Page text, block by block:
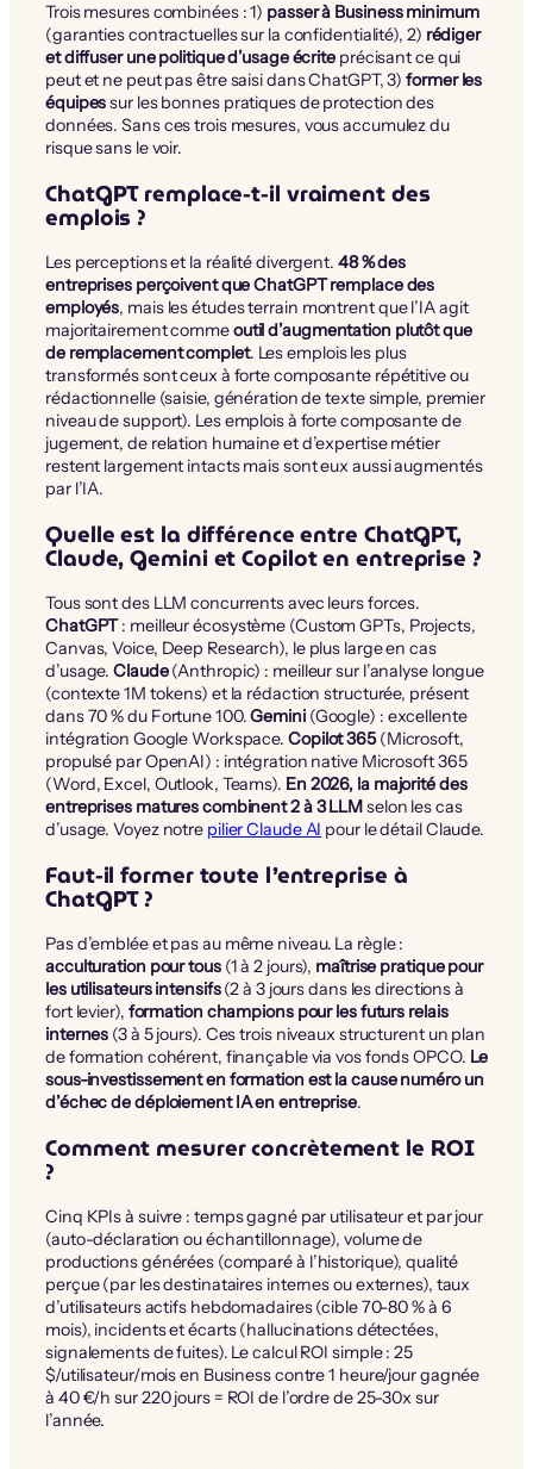
Trois mesures combinées : 1) passer à Business minimum
(garanties contractuelles sur la confidentialité), 2) rédiger
et diffuser une politique d’usage écrite précisant ce qui
peut et ne peut pas être saisi dans ChatGPT, 3)former les
équipessur les bonnes pratiques de protection des
données. Sans ces trois mesures, vous accumulez du
risque sans le voir.
ChatGPT remplace-t-il vraiment des
emplois ?
Les perceptions et la réalité divergent. 48 % des
entreprises perçoivent que ChatGPT remplace des
employés, mais les études terrain montrent que l’IA agit
majoritairement commeoutil d’augmentation plutôt que
de remplacement complet. Les emplois les plus
transformés sont ceux à forte composante répétitive ou
rédactionnelle (saisie, génération de texte simple, premier
niveau de support). Les emplois à forte composante de
jugement, de relation humaine et d’expertise métier
restent largement intacts mais sont eux aussi augmentés
par l’IA.
Quelle est la différence entre ChatGPT,
Claude, Gemini et Copilot en entreprise ?
Tous sont des LLM concurrents avec leurs forces.
ChatGPT: meilleur écosystème (Custom GPTs, Projects,
Canvas, Voice, Deep Research), le plus large en cas
d’usage.Claude(Anthropic) : meilleur sur l’analyse longue
(contexte 1M tokens) et la rédaction structurée, présent
dans 70 % du Fortune 100.Gemini(Google) : excellente
intégration Google Workspace. Copilot 365(Microsoft,
propulsé par OpenAI) : intégration native Microsoft 365
(Word, Excel, Outlook, Teams). En 2026, la majorité des
entreprises matures combinent 2 à 3 LLMselon les cas
d’usage. Voyez notre pilier Claude AI pour le détail Claude.
Faut-il former toute l’entreprise à
ChatGPT ?
Pas d’emblée et pas au même niveau. La règle :
acculturation pour tous(1 à 2 jours), maîtrise pratique pour
les utilisateurs intensifs(2 à 3 jours dans les directions à
fort levier), formation champions pour les futurs relais
internes (3 à 5 jours). Ces trois niveaux structurent un plan
de formation cohérent, finançable via vos fonds OPCO. Le
sous-investissement en formation est la cause numéro un
d’échec de déploiement IA en entreprise.
Comment mesurer concrètement le ROI
?
Cinq KPIs à suivre : temps gagné par utilisateur et par jour
(auto-déclaration ou échantillonnage), volume de
productions générées (comparé à l’historique), qualité
perçue (par les destinataires internes ou externes), taux
d’utilisateurs actifs hebdomadaires (cible 70-80 % à 6
mois), incidents et écarts (hallucinations détectées,
signalements de fuites). Le calcul ROI simple : 25
$/utilisateur/mois en Business contre 1 heure/jour gagnée
à 40 €/h sur 220 jours = ROI de l’ordre de 25-30x sur
l’année.